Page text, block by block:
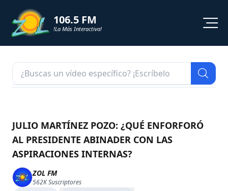
106.5 FM
!La Más Interactiva!
NOTICIAS
SHORTS
PODCAST
JULIO MARTÍNEZ POZO: ¿QUÉ ENFORFORÓ
AL PRESIDENTE ABINADER CON LAS
ASPIRACIONES INTERNAS?
ZOL FM
562KSuscriptores